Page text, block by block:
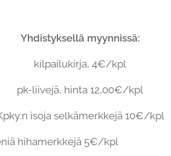
Yhdistyksellä myynnissä:
kilpailukirja, 4€/kpl
pk-liivejä, hinta 12,00€/kpl
isoja selkämerkkejä 10€/kpl
hihamerkkejä 5€/kpl